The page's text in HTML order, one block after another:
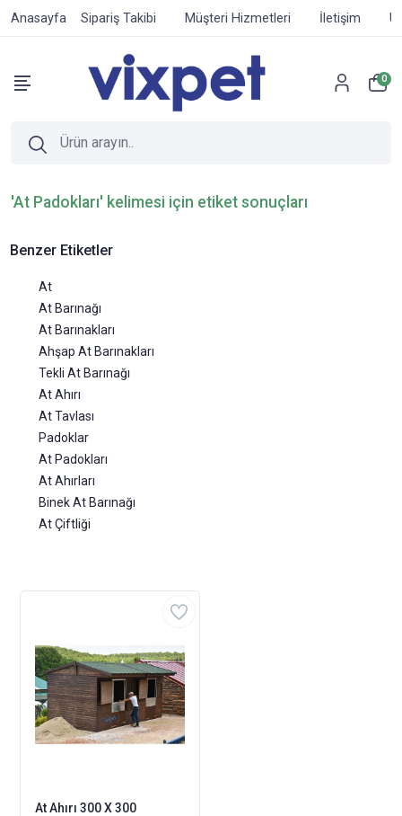
Anasayfa Sipariş Takibi Müşteri Hizmetleri İletişim
0
'At Padokları' kelimesi için etiket sonuçları
Benzer Etiketler
At
At Barınağı
At Barınakları
Ahşap At Barınakları
Tekli At Barınağı
At Ahırı
At Tavlası
Padoklar
At Padokları
At Ahırları
Binek At Barınağı
At Çiftliği
At Ahırı 300 X 300